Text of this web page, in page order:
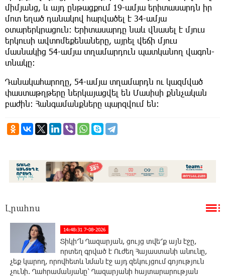
միմյանց, և այդ ընթացքում 19-ամյա երիտասարդն իր
մոտ եղած դանակով հարվածել է 34-ամյա
օտարերկրացուն։ Երիտասարդը նաև վնասել է մյուս
երկուսի ավտոմեքենաները, այրել վեճի մյուս
մասնակից 54-ամյա տղամարդուն պատկանող վագոն-
տնակը։
Դանակահարողը, 54-ամյա տղամարդն ու կազմված
փաստաթղթերը ներկայացվել են Մասիսի քննչական
բաժին։ Հանգամանքները պարզվում են։
Լրահոս
14:48:31 7-08-2026
Տիկի՜ն Ղազարյան, ցույց տվե՜ք այն էջը,
որտեղ գրված է Ուժեղ Հայաստանի անունը,
չեք կարող, որովհետև նման էջ այդ զեկույցում գոյություն
չունի. Ղահրամանյանը՝ Ղազարյանի հայտարարության